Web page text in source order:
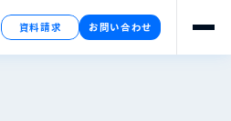
資料請求 お問い合わせ